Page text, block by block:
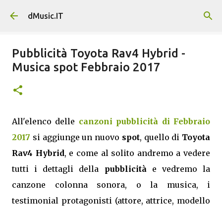
Passa ai contenuti principali
dMusic.IT
Pubblicità Toyota Rav4 Hybrid -
Musica spot Febbraio 2017
All'elenco delle canzoni pubblicità di Febbraio
2017 si aggiunge un nuovo spot, quello di Toyota
Rav4 Hybrid, e come al solito andremo a vedere
tutti i dettagli della pubblicitàe vedremo la
canzone colonna sonora, o la musica, i
testimonial protagonisti (attore, attrice, modello